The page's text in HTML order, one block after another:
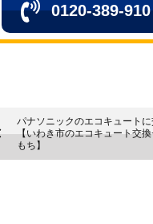
0120-389-910
パナソニックのエコキュートに
【いわき市のエコキュート交
もち】